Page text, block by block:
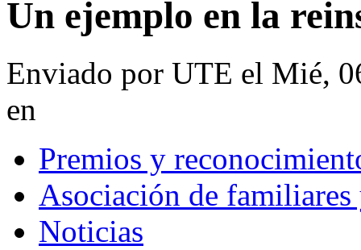
Un ejemplo en la
Enviado por UTE el Mié,
en
Premios y
Asociación de
Noticias